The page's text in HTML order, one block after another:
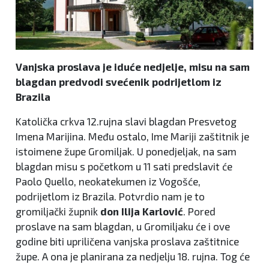
Vanjska proslava je iduće nedjelje, misu na sam
blagdan predvodi svećenik podrijetlom iz
Brazila
Katolička crkva 12.rujna slavi blagdan Presvetog
Imena Marijina. Među ostalo, Ime Mariji zaštitnik je
istoimene župe Gromiljak. U ponedjeljak, na sam
blagdan misu s početkom u 11 sati predslavit će
Paolo Quello, neokatekumen iz Vogošće,
podrijetlom iz Brazila. Potvrdio nam je to
gromiljački župnik don Ilija Karlović . Pored
proslave na sam blagdan, u Gromiljaku će i ove
godine biti upriličena vanjska proslava zaštitnice
župe. A ona je planirana za nedjelju 18. rujna. Tog će